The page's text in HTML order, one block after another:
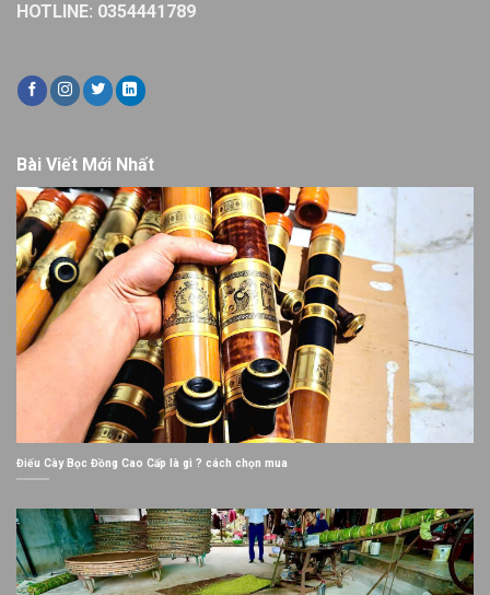
HOTLINE: 0354441789
Bài Viết Mới Nhất
Điếu Cày Bọc Đồng Cao Cấp là gì ? cách chọn mua